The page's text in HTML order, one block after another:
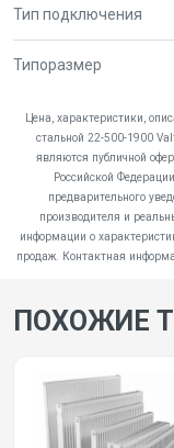
Тип подключения
Типоразмер
Цена, характеристики,
стальной 22-500-1900
являются публичной
Российской
предварительного
производителя и
информации о
продаж. Контактная
ПОХОЖИЕ